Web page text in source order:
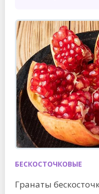
БЕСКОСТОЧКОВЫЕ
Гранаты